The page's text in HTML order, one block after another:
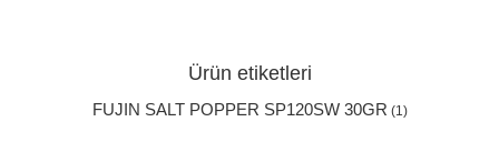
Ürün etiketleri
FUJIN SALT POPPER SP120SW 30GR (1)